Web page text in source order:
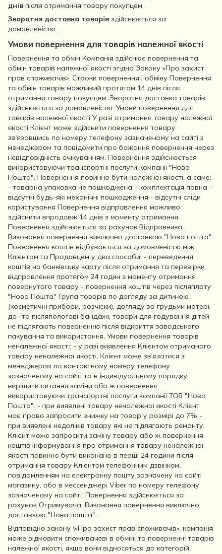
днів після отримання товару покупцем.
Зворотня доставка товарів здійснюється за
домовленістю.
Умови повернення для товарів належної якості
Повернення та обмін Компанія здійснює повернення та
обмін товарів належної якості згідно Закону «Про захист
прав споживачів». Строки повернення і обміну Повернення
та обмін товарів можливий протягом 14 днів після
отримання товару покупцем. Зворотня доставка товарів
здійснюється за домовленістю. Умови повернення для
товарів належної якості У разі отримання товару належної
якості Клієнт може здійснити повернення товару
зв'язавшись по номеру телефону зазначеному на сайті з
менеджером та повідомити про бажання повернення через
невідповідність очікуванням. Повернення здійснюється
використовуючи транспортні послуги компанії "Нова
Пошта". Повернення повинно бути належної якості, а саме:
- товарна упаковка не пошкоджена - комплектація повна -
відсутні будь-які механічні пошкодження - відсутні сліди
користування Повернення відправлення можливо
здійснити впродовж 14 днів з моменту отримання.
Повернення здійснюється за рахунок Відправника.
Виконання повернення виключно доставкою "Нова пошта".
Повернення коштів відбувається за домовленістю між
Клієнтом та Продавцем у два способи: - переведення
коштів на банківську карту після отримання та перевірки
відправлення протягом 24 годин з моменту отримання
повернутого товару - повернення коштів через післяплату
"Нова Пошта" Група товарів по догляду за дитиною
(косметичні прибори, розчіски), догляду за грудьми матері,
до- та післяпологові бандажі, товари для годування дітей
не підлягають поверненню після відкриття заводського
пакування та використання. Умови повернення товарів
неналежної якості: - у разі виявлення Клієнтом отриманого
товару неналежної якості, Клієнт може зв'язатися з
менеджером по контактному номеру телефону
зазначеному на сайті та в індивідуальному порядку
вирішити питання заміни або ж повернення
використовуючи транспортні послуги компанії ТОВ "Нова
Пошта". - при виявлені товару неналежної якості Клієнт
має право запросити знижку на товар у розмірі до 7% -
при виявлені недоліків товару які не підлягають ремонту,
Клієнт може запросити заміну товару або ж повернення
коштів Інформування про отримання товару неналежної
якості повинно бути виконано в перші 24 години після
отримання товару Клієнтом телефонним дзвінком,
повідомленням на електронну пошту зазначену на сайті
магазину, або в мессенджері Viber по номеру телефону
зазначеному на сайті. Повернення здійснюється за
рахунок Отримувача. Виконання повернення виключно
доставкою "Нова пошта".
Відповідно закону\«Про захист прав споживачів», компанія
може відмовити споживачеві в обміні та поверненні товарів
належної якості, якщо вони відносяться до категорій,